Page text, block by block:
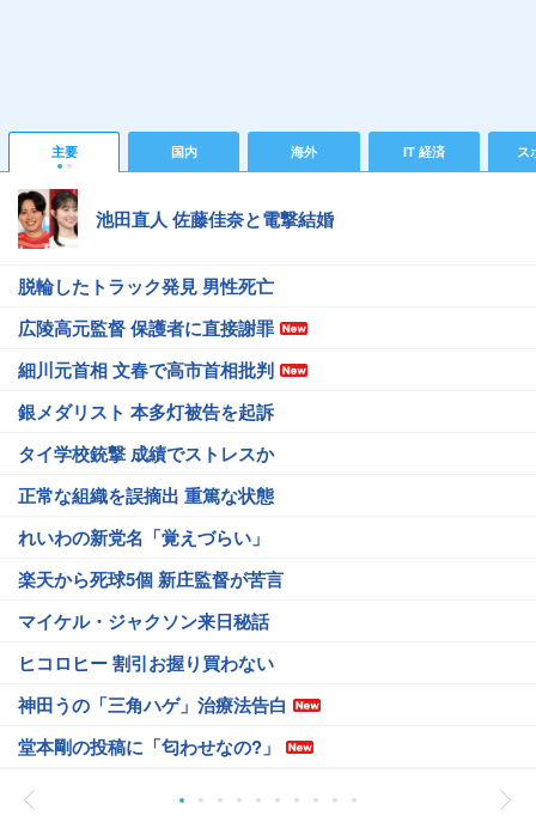
主要 国内 海外 IT 経済 ス
池田直人 佐藤佳奈と電撃結婚
脱輪したトラック発見 男性死亡
広陵高元監督 保護者に直接謝罪
細川元首相 文春で高市首相批判
銀メダリスト 本多灯被告を起訴
タイ学校銃撃 成績でストレスか
正常な組織を誤摘出 重篤な状態
れいわの新党名「覚えづらい」
楽天から死球5個 新庄監督が苦言
マイケル・ジャクソン来日秘話
ヒコロヒー 割引お握り買わない
神田うの「三角ハゲ」治療法告白
堂本剛の投稿に「匂わせなの?」